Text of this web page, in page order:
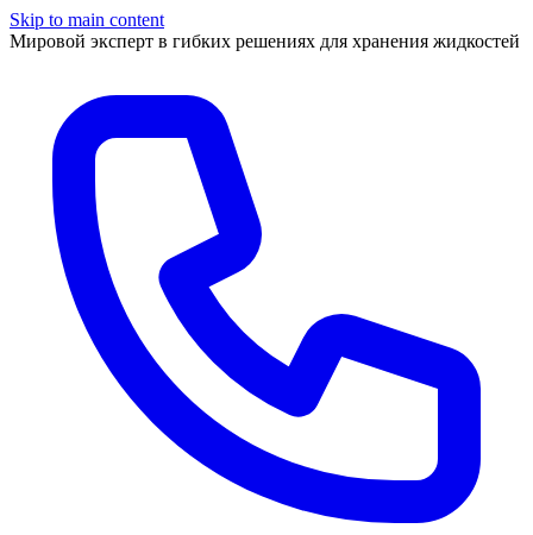
Skip to main content
Мировой эксперт в гибких решениях для хранения жидкостей